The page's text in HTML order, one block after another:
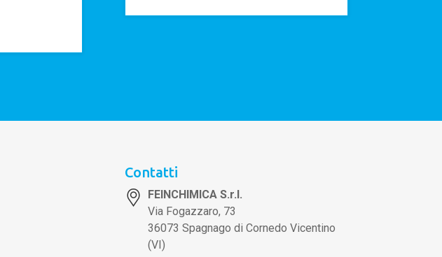
Contatti
FEINCHIMICA S.r.l.
Via Fogazzaro, 73
36073 Spagnago di Cornedo Vicentino
(VI)